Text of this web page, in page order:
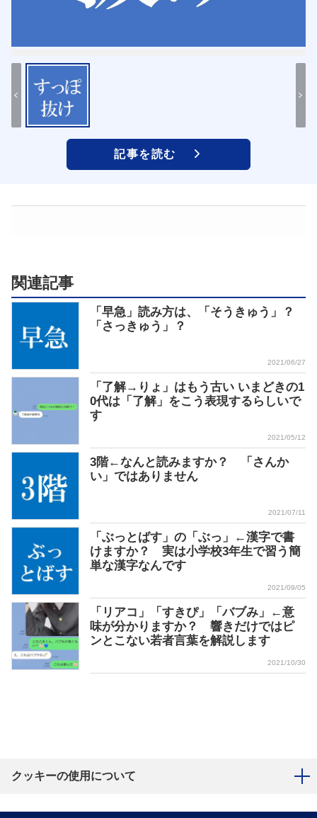
記事を読む
関連記事
「早急」読み方は、「そうきゅう」？
「さっきゅう」？
2021/06/27
「了解→りょ」はもう古い いまどきの1
0代は「了解」をこう表現するらしいで
す
2021/05/12
3階←なんと読みますか？ 「さんか
い」ではありません
2021/07/11
「ぶっとばす」の「ぶっ」←漢字で書
けますか？ 実は小学校3年生で習う簡
単な漢字なんです
2021/09/05
「リアコ」「すきぴ」「バブみ」←意
味が分かりますか？ 響きだけではピ
ンとこない若者言葉を解説します
2021/10/30
クッキーの使用について